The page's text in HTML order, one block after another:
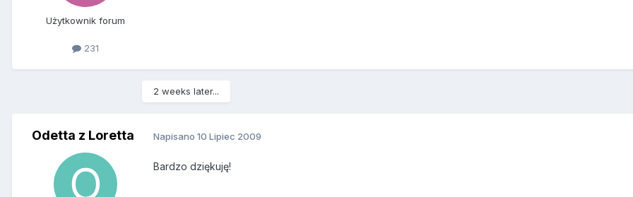
Użytkownik forum
231
2 weeks later...
Odetta z Loretta Napisano 10 Lipiec 2009
Bardzo dziękuję!